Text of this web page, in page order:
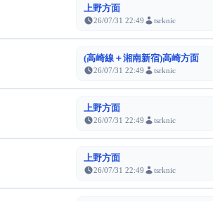
上野方面
26/07/31 22:49 tsrknic
(高崎線＋湘南新宿)高崎方面
26/07/31 22:49 tsrknic
上野方面
26/07/31 22:49 tsrknic
上野方面
26/07/31 22:49 tsrknic